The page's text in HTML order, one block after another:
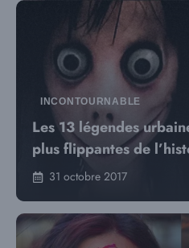
INCONTOURNABLE
Les 13 légendes
plus flippantes de
31 octobre 2017